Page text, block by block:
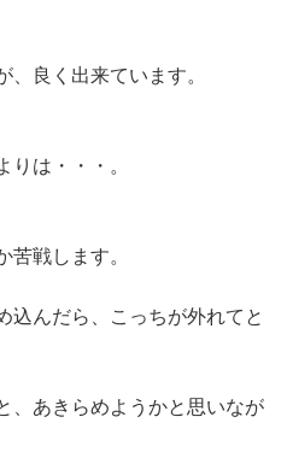
、良く出来ています。
りは・・・。
苦戦します。
込んだら、こっちが外れてと
、あきらめようかと思いなが